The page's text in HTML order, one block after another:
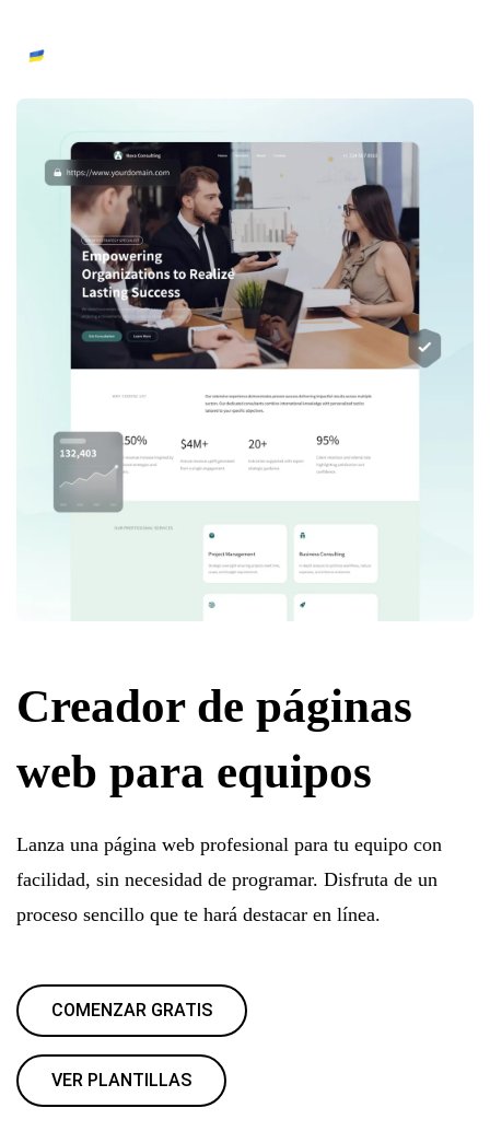
Creador de páginas
web para equipos
Lanza una página web profesional para tu equipo con
facilidad, sin necesidad de programar. Disfruta de un
proceso sencillo que te hará destacar en línea.
COMENZAR GRATIS
VER PLANTILLAS